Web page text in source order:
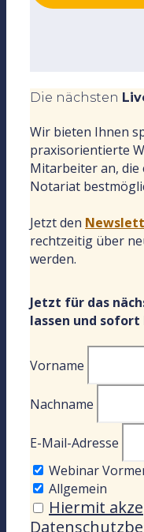
Die nächsten
Wir bieten Ihnen
praxisorientierte
Mitarbeiter an, die
Notariat
Jetzt den
rechtzeitig über
werden.
Jetzt für das
lassen und
Vorname
Nachname
E-Mail-Adresse
Webinar
Allgemein
Hiermit